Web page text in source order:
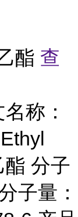
酯 查
称：
酯 分子
子量：